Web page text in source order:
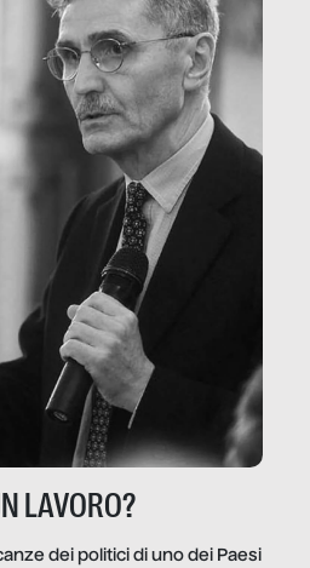
LAVORO?
dei politici di uno dei Paesi